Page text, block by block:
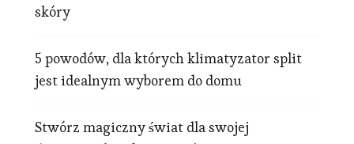
skóry
5 powodów, dla których klimatyzator split
jest idealnym wyborem do domu
Stwórz magiczny świat dla swojej